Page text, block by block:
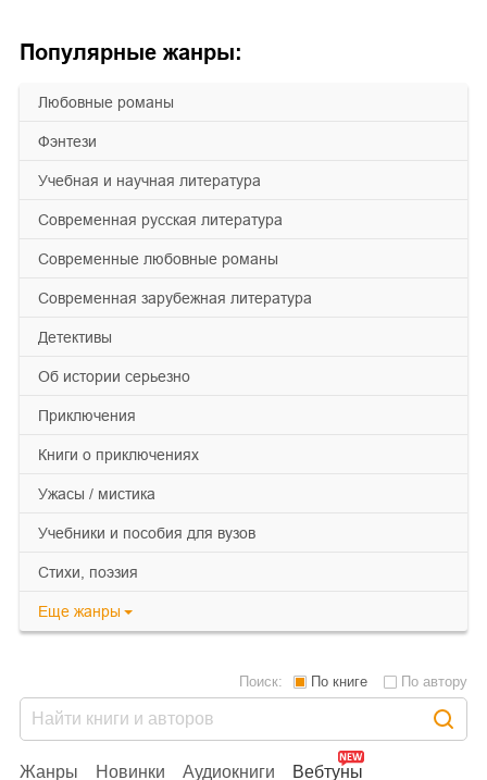
Популярные жанры:
любовные романы
фэнтези
учебная и научная литература
современная русская литература
современные любовные романы
современная зарубежная литература
детективы
об истории серьезно
приключения
книги о приключениях
ужасы / мистика
учебники и пособия для вузов
cтихи, поэзия
Еще жанры
Жанры Новинки Аудиокниги Вебтуны
Поиск: По книге По автору